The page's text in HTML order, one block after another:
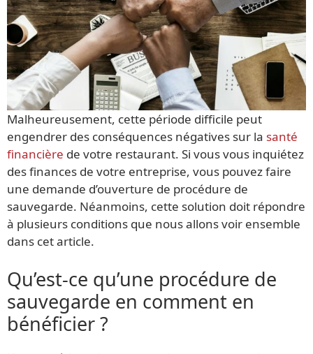
Malheureusement, cette période difficile peut
engendrer des conséquences négatives sur la santé
financière de votre restaurant. Si vous vous inquiétez
des finances de votre entreprise, vous pouvez faire
une demande d’ouverture de procédure de
sauvegarde. Néanmoins, cette solution doit répondre
à plusieurs conditions que nous allons voir ensemble
dans cet article.
Qu’est-ce qu’une procédure de
sauvegarde en comment en
bénéficier ?